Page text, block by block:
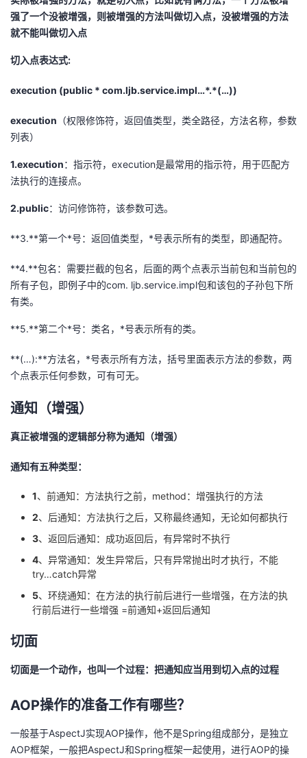
强了一个没被增强，则被增强的方法叫做切入点，没被增强的方法
就不能叫做切入点
切入点表达式:
execution (public * com.ljb.service.impl…*.*(…))
execution （权限修饰符，返回值类型，类全路径，方法名称，参数
列表）
1.execution：指示符，execution是最常用的指示符，用于匹配方
法执行的连接点。
2.public：访问修饰符，该参数可选。
**3.**第一个*号：返回值类型，*号表示所有的类型，即通配符。
**4.**包名：需要拦截的包名，后面的两个点表示当前包和当前包的
所有子包，即例子中的com. ljb.service.impl包和该包的子孙包下所
有类。
**5.**第二个*号：类名，*号表示所有的类。
**(…):**方法名，*号表示所有方法，括号里面表示方法的参数，两
个点表示任何参数，可有可无。
通知（增强）
真正被增强的逻辑部分称为通知（增强）
通知有五种类型：
1、前通知：方法执行之前，method：增强执行的方法
2、后通知：方法执行之后，又称最终通知，无论如何都执行
3、返回后通知：成功返回后，有异常时不执行
4、异常通知：发生异常后，只有异常抛出时才执行，不能
try…catch异常
5、环绕通知：在方法的执行前后进行一些增强，在方法的执
行前后进行一些增强 =前通知+返回后通知
切面
切面是一个动作，也叫一个过程：把通知应当用到切入点的过程
AOP操作的准备工作有哪些？
一般基于AspectJ实现AOP操作，他不是Spring组成部分，是独立
AOP框架，一般把AspectJ和Spring框架一起使用，进行AOP的操